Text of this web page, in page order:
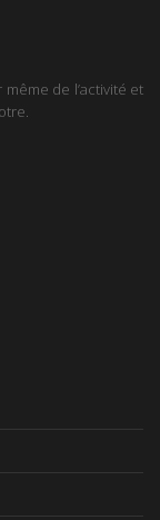
même de l’activité et